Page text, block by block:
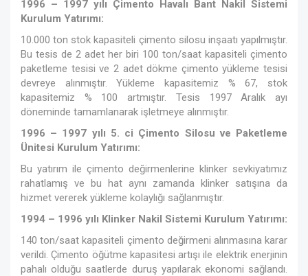
1996 – 1997 yılı Çimento Havalı Bant Nakil Sistemi
Kurulum Yatırımı:
10.000 ton stok kapasiteli çimento silosu inşaatı yapılmıştır.
Bu tesis de 2 adet her biri 100 ton/saat kapasiteli çimento
paketleme tesisi ve 2 adet dökme çimento yükleme tesisi
devreye alınmıştır. Yükleme kapasitemiz % 67, stok
kapasitemiz % 100 artmıştır. Tesis 1997 Aralık ayı
döneminde tamamlanarak işletmeye alınmıştır.
1996 – 1997 yılı 5. ci Çimento Silosu ve Paketleme
Ünitesi Kurulum Yatırımı:
Bu yatırım ile çimento değirmenlerine klinker sevkiyatımız
rahatlamış ve bu hat aynı zamanda klinker satışına da
hizmet vererek yükleme kolaylığı sağlanmıştır.
1994 – 1996 yılı Klinker Nakil Sistemi Kurulum Yatırımı:
140 ton/saat kapasiteli çimento değirmeni alınmasına karar
verildi. Çimento öğütme kapasitesi artışı ile elektrik enerjinin
pahalı olduğu saatlerde duruş yapılarak ekonomi sağlandı.